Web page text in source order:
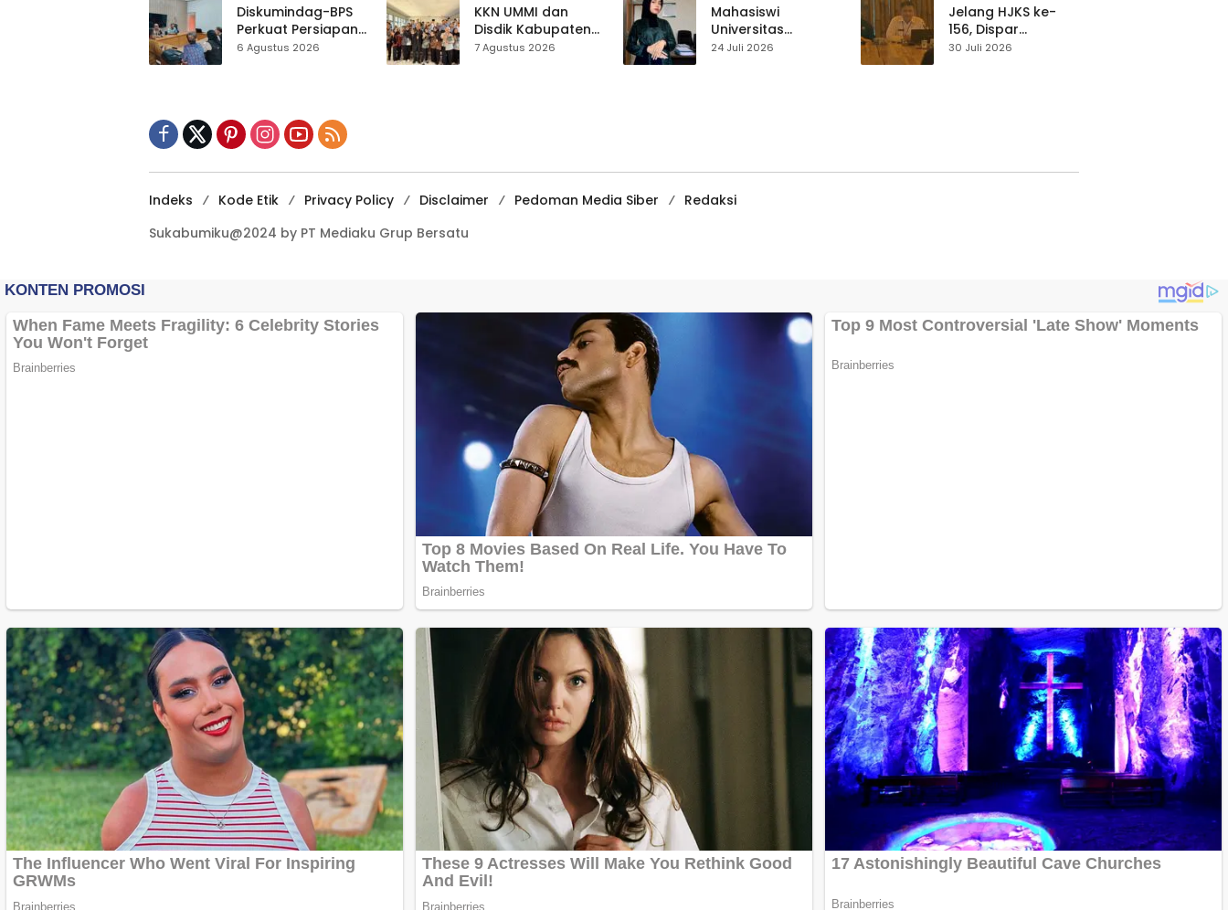
Hampir 500 Koleksi
Dipisahkan
Diskumindag-BPS
Perkuat Persiapan
Sensus Ekonomi,
6 Agustus 2026
Penangkapan
KKN UMMI dan
Disdik Kabupaten
Sukabumi Perkuat
7 Agustus 2026
Pasar Cisaat
Mahasiswi
Universitas
Muhammadiyah
24 Juli 2026
Waspada
Jelang HJKS ke-
156, Dispar
Kabupaten
30 Juli 2026
Indeks Kode Etik Privacy Policy Disclaimer Pedoman Media Siber
Redaksi
Sukabumiku@2024 by PT Mediaku Grup Bersatu